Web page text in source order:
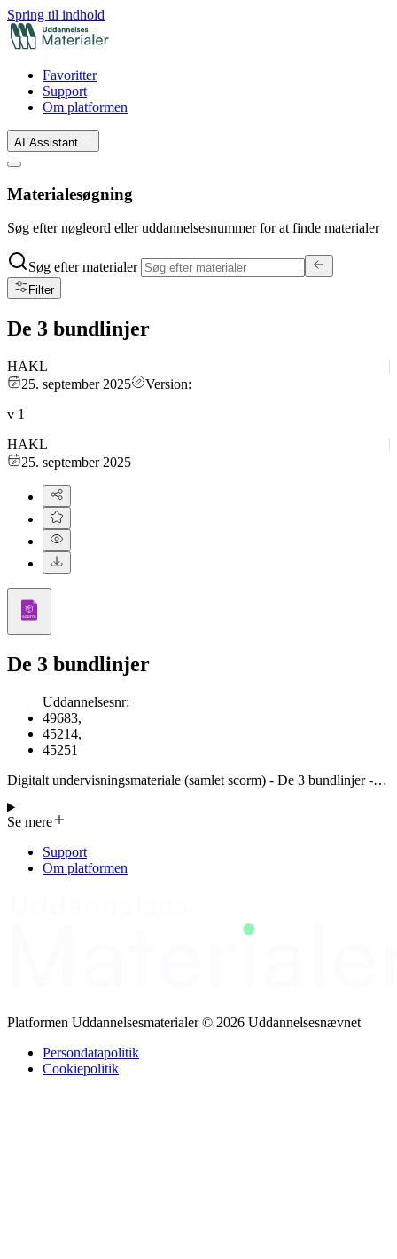
Spring til indhold
Favoritter
Support
Om platformen
AI Assistant
Materialesøgning
Søg efter nøgleord eller uddannelsesnummer for at finde materialer
Søg efter materialer
Filter
De 3 bundlinjer
HAKL
25. september 2025
Version:
v 1
HAKL
25. september 2025
De 3 bundlinjer
Uddannelsesnr:
49683,
45214,
45251
Digitalt undervisningsmateriale (samlet scorm) - De 3 bundlinjer -
kurset er et element i AMU til AU-forløb. Materialerne er udviklet
så de matcher niveau i forhold til at få afkortet Akademifaget
Bæredygtig forretningsforståelse. Klimaforandringer,
ressourcemangel er temaer, der arbejdes med på akademifaget.
Materialet kan også bruges til kurserne 45214 Ledelse af bæredygtig
Se mere
Support
Om platformen
Platformen Uddannelsesmaterialer © 2026 Uddannelsesnævnet
Persondatapolitik
Cookiepolitik